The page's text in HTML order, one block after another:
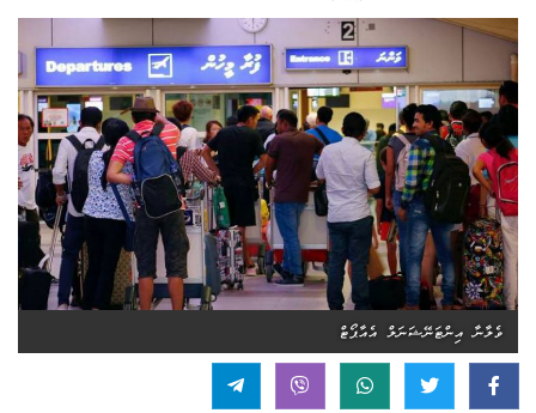
ވެލާނާ އިންޓަނޭޝަނަލް އެއާޕޯޓް